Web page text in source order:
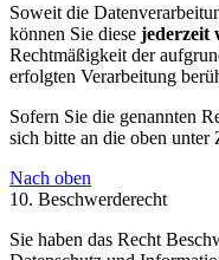
Soweit die
können Sie diese jederzeit
Rechtmäßigkeit der
erfolgten Verarbeitung
Sofern Sie die genannten
sich bitte an die oben unter
Nach oben
10. Beschwerderecht
Sie haben das Recht